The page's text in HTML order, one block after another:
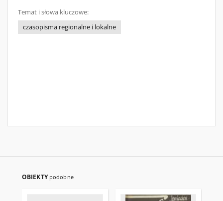
Temat i słowa kluczowe:
czasopisma regionalne i lokalne
OBIEKTY podobne